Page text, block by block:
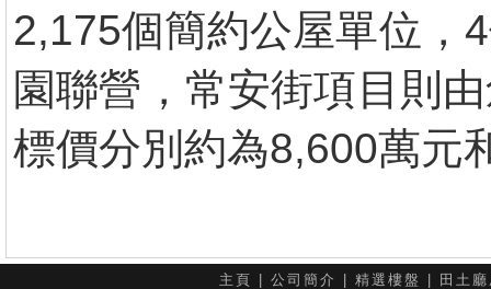
2,175個簡約公屋單位
園聯營，常安街項目則
標價分別約為8,600萬元
主頁 公司簡介 精選樓盤 田土